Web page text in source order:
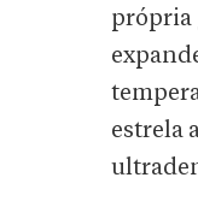
própria
estrela